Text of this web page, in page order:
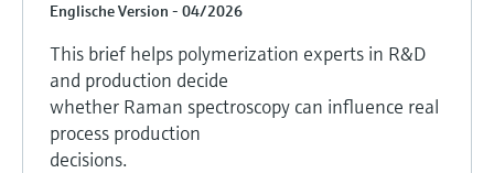
Englische Version - 04/2026
This brief helps polymerization experts in R&D
and production decide
whether Raman spectroscopy can influence real
process production
decisions.